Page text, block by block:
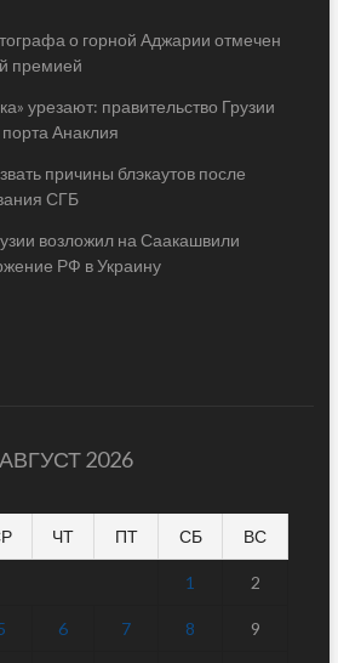
о горной Аджарии отмечен
премией
урезают: правительство Грузии
Анаклия
причины блэкаутов после
СГБ
возложил на Саакашвили
РФ в Украину
АВГУСТ 2026
ЧТ ПТ СБ ВС
1 2
6 7 8 9